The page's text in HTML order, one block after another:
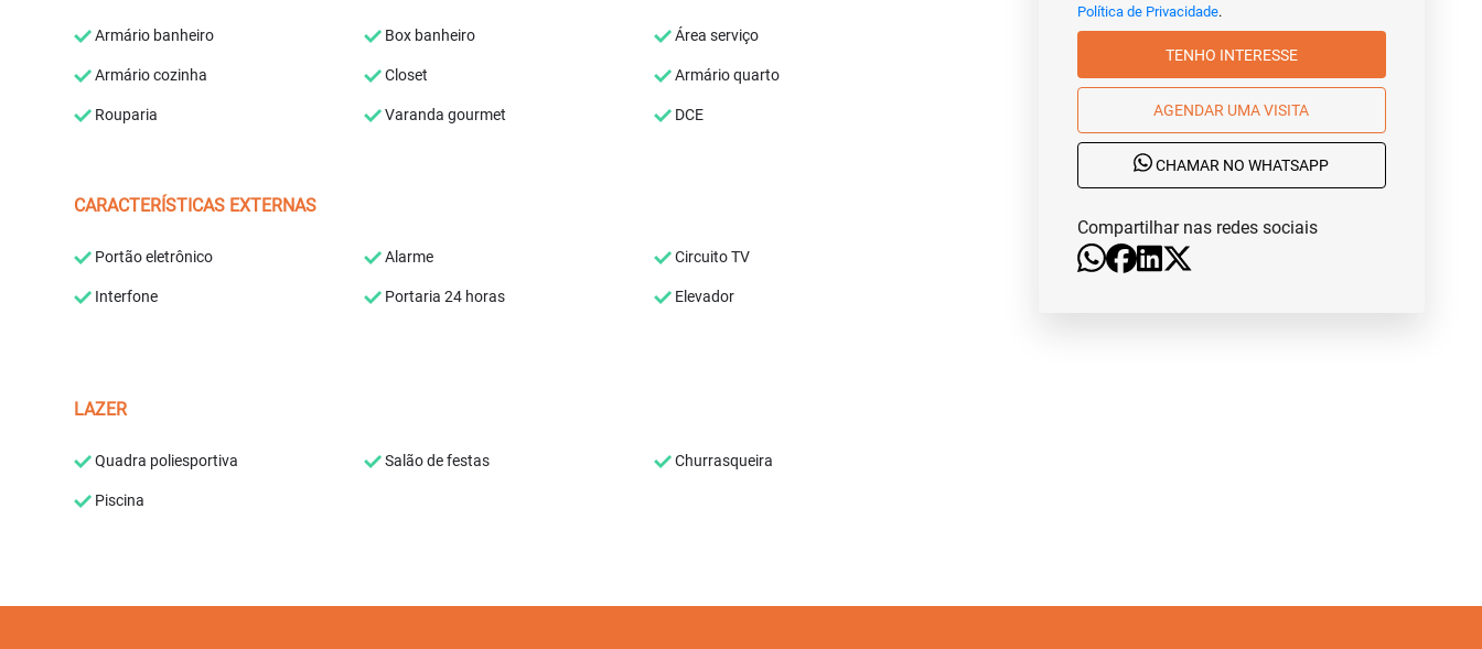
Armário banheiro Box banheiro Área serviço
Armário cozinha Closet Armário quarto
Rouparia Varanda gourmet DCE
CARACTERÍSTICAS EXTERNAS
Portão eletrônico Alarme Circuito TV
Interfone Portaria 24 horas Elevador
LAZER
Quadra poliesportiva Salão de festas Churrasqueira
Piscina
Política de Privacidade.
TENHO INTERESSE
AGENDAR UMA VISITA
CHAMAR NO WHATSAPP
Compartilhar nas redes sociais